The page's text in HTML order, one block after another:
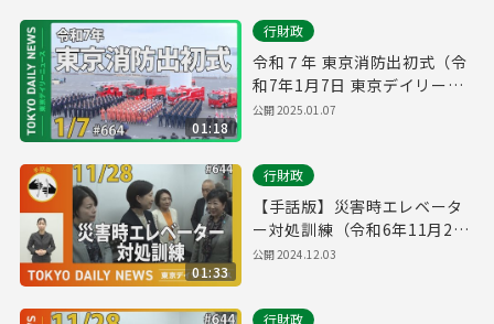
01:18
行財政
令和７年 東京消防出初式（令
和7年1月7日 東京デイリーニ
ュース No.664）
公開2025.01.07
01:33
行財政
【手話版】災害時エレベータ
ー対処訓練（令和6年11月28
日 東京デイリーニュース
公開2024.12.03
行財政